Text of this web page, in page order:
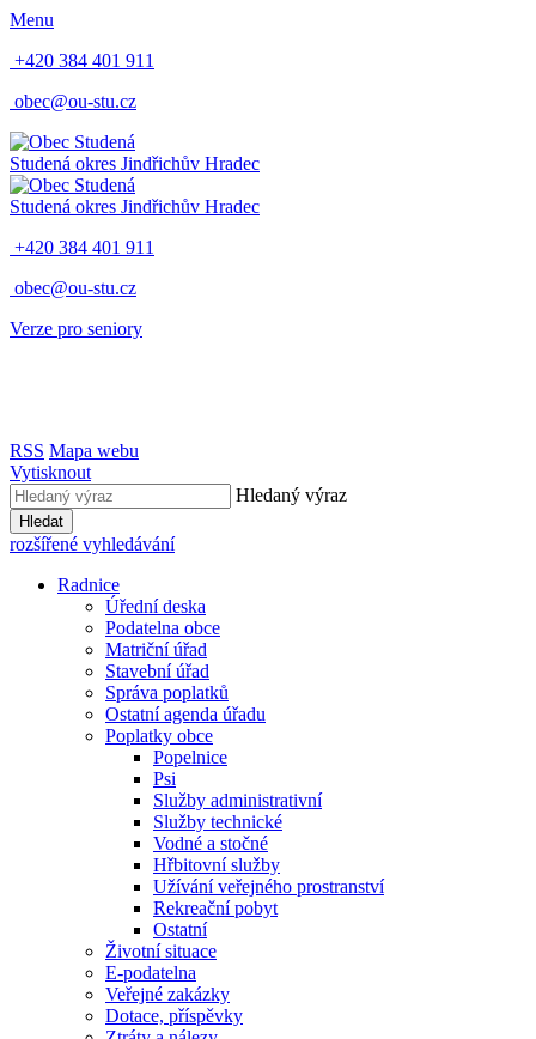
Menu
+420 384 401 911
obec@ou-stu.cz
Studená okres Jindřichův Hradec
Studená okres Jindřichův Hradec
+420 384 401 911
obec@ou-stu.cz
Verze pro seniory
RSS Mapa webu
Vytisknout
Hledaný výraz
Hledat
rozšířené vyhledávání
Radnice
Úřední deska
Podatelna obce
Matriční úřad
Stavební úřad
Správa poplatků
Ostatní agenda úřadu
Poplatky obce
Popelnice
Psi
Služby administrativní
Služby technické
Vodné a stočné
Hřbitovní služby
Užívání veřejného prostranství
Rekreační pobyt
Ostatní
Životní situace
E-podatelna
Veřejné zakázky
Dotace, příspěvky